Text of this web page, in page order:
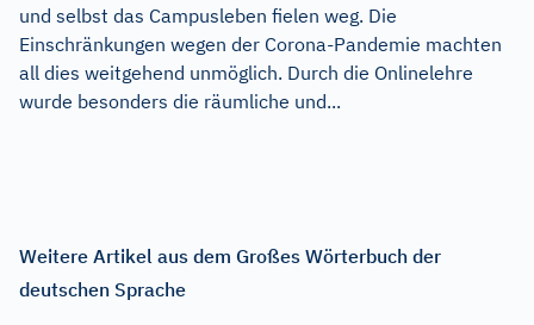
und selbst das Campusleben fielen weg. Die
Einschränkungen wegen der Corona-Pandemie machten
all dies weitgehend unmöglich. Durch die Onlinelehre
wurde besonders die räumliche und...
Weitere Artikel aus dem Großes Wörterbuch der
deutschen Sprache